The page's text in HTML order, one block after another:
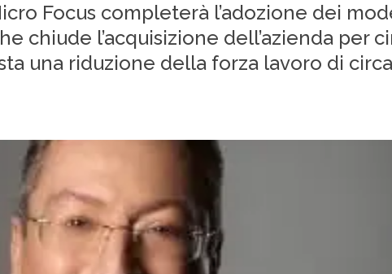
Focus completerà l’adozione dei
chiude l’acquisizione dell’azienda per
una riduzione della forza lavoro di circa